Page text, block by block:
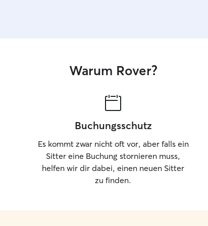
Warum Rover?
Buchungsschutz
Es kommt zwar nicht oft vor, aber falls ein
Sitter eine Buchung stornieren muss,
helfen wir dir dabei, einen neuen Sitter
zu finden.